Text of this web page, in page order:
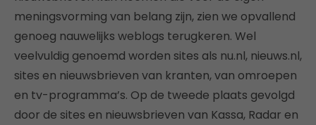
meningsvorming van belang zijn, zien we opvallend
genoeg nauwelijks weblogs terugkeren. Wel
veelvuldig genoemd worden sites als nu.nl, nieuws.nl,
sites en nieuwsbrieven van kranten, van omroepen
en tv-programma’s. Op de tweede plaats gevolgd
door de sites en nieuwsbrieven van Kassa, Radar en